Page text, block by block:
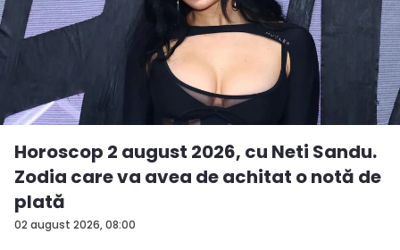
02 august 2026, 08:00
Horoscop 2 august 2026, cu Neti Sandu.
Zodia care va avea de achitat o notă de
plată